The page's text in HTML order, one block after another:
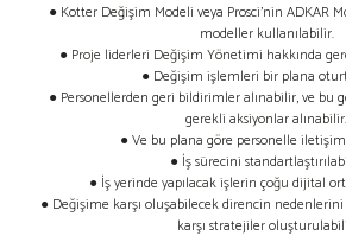
● Kotter Değişim Modeli veya Prosci’nin ADKAR
modeller kullanılabilir.
● Proje liderleri Değişim Yönetimi hakkında
● Değişim işlemleri bir plana
● Personellerden geri bildirimler alınabilir, ve bu
gerekli aksiyonlar alınabilir.
● Ve bu plana göre personelle
● İş sürecini
● İş yerinde yapılacak işlerin çoğu dijital
● Değişime karşı oluşabilecek direncin
karşı stratejiler